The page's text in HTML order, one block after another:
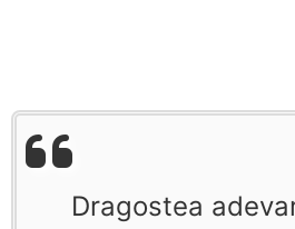
Dragostea